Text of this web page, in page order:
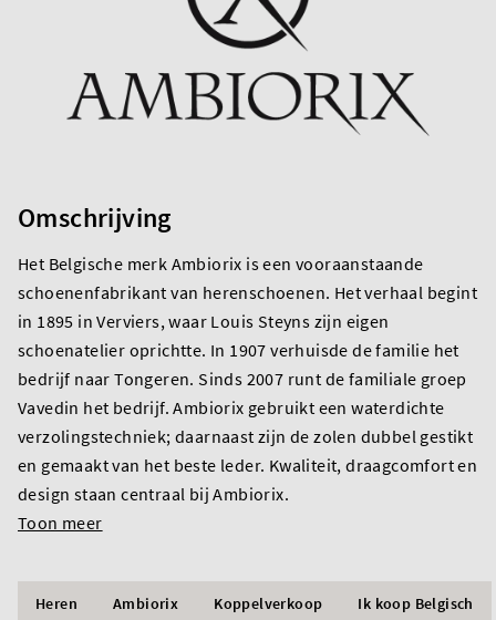
Omschrijving
Het Belgische merk Ambiorix is een vooraanstaande
schoenenfabrikant van herenschoenen. Het verhaal begint
in 1895 in Verviers, waar Louis Steyns zijn eigen
schoenatelier oprichtte. In 1907 verhuisde de familie het
bedrijf naar Tongeren. Sinds 2007 runt de familiale groep
Vavedin het bedrijf. Ambiorix gebruikt een waterdichte
verzolingstechniek; daarnaast zijn de zolen dubbel gestikt
en gemaakt van het beste leder. Kwaliteit, draagcomfort en
design staan centraal bij Ambiorix.
Toon meer
Heren Ambiorix Koppelverkoop Ik koop Belgisch